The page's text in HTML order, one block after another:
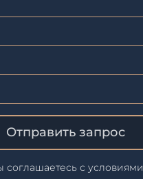
Отправить запрос
с условиями